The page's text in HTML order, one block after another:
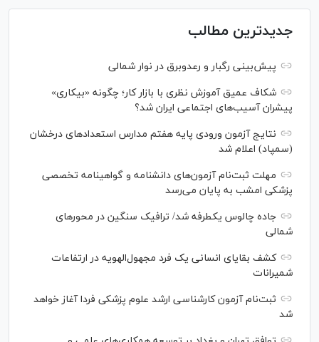
جدیدترین مطالب
پیش‌بینی رگبار و رعدوبرق در نوار شمالی
شکاف عمیق آموزش نظری با بازار کار؛ چگونه «بیکاری»
پیشران آسیب‌های اجتماعی ایران شد؟
نتایج آزمون ورودی پایه هفتم مدارس استعدادهای درخشان
(سمپاد) اعلام شد
مهلت ثبت‌نام آزمون‌های دانشنامه و گواهینامه تخصصی
پزشکی امشب به پایان می‌رسد
جاده چالوس یکطرفه شد/ ترافیک سنگین در محورهای
شمالی
کشف بقایای انسانی یک فرد مجهول‌الهویه در ارتفاعات
شمیرانات
ثبت‌نام آزمون کارشناسی ارشد علوم پزشکی فردا آغاز خواهد
شد